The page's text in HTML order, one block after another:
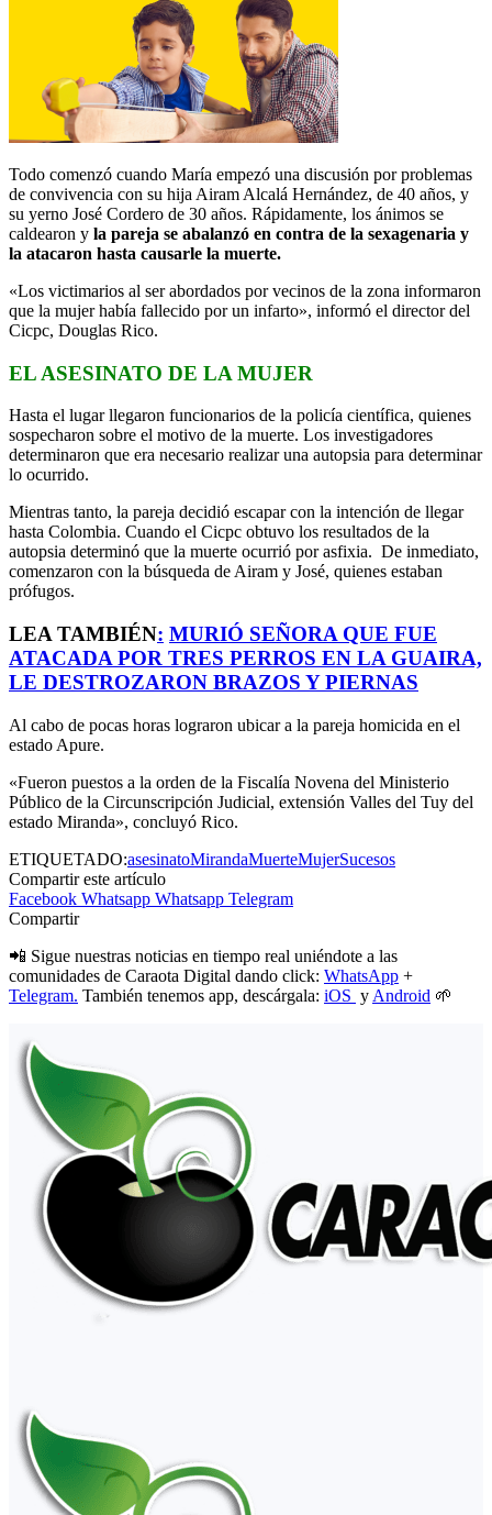
Todo comenzó cuando María empezó una discusión por problemas
de convivencia con su hija Airam Alcalá Hernández, de 40 años, y
su yerno José Cordero de 30 años. Rápidamente, los ánimos se
caldearon y la pareja se abalanzó en contra de la sexagenaria y
la atacaron hasta causarle la muerte.
«Los victimarios al ser abordados por vecinos de la zona informaron
que la mujer había fallecido por un infarto», informó el director del
Cicpc, Douglas Rico.
EL ASESINATO DE LA MUJER
Hasta el lugar llegaron funcionarios de la policía científica, quienes
sospecharon sobre el motivo de la muerte. Los investigadores
determinaron que era necesario realizar una autopsia para determinar
lo ocurrido.
Mientras tanto, la pareja decidió escapar con la intención de llegar
hasta Colombia. Cuando el Cicpc obtuvo los resultados de la
autopsia determinó que la muerte ocurrió por asfixia. De inmediato,
comenzaron con la búsqueda de Airam y José, quienes estaban
prófugos.
LEA TAMBIÉN: MURIÓ SEÑORA QUE FUE
ATACADA POR TRES PERROS EN LA GUAIRA,
LE DESTROZARON BRAZOS Y PIERNAS
Al cabo de pocas horas lograron ubicar a la pareja homicida en el
estado Apure.
«Fueron puestos a la orden de la Fiscalía Novena del Ministerio
Público de la Circunscripción Judicial, extensión Valles del Tuy del
estado Miranda», concluyó Rico.
ETIQUETADO:asesinatoMirandaMuerteMujerSucesos
Compartir este artículo
Facebook Whatsapp Whatsapp Telegram
Compartir
📲 Sigue nuestras noticias en tiempo real uniéndote a las
comunidades de Caraota Digital dando click: WhatsApp +
Telegram. También tenemos app, descárgala: iOS y Android 🌱